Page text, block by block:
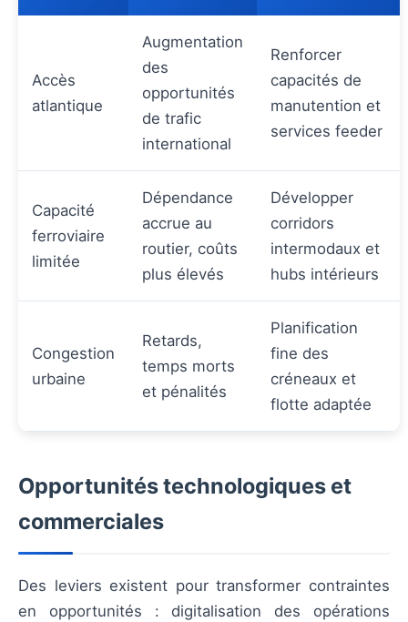
Accès
atlantique
Augmentation
des
opportunités
de trafic
international
Renforcer
capacités de
manutention et
services feeder
Capacité
ferroviaire
limitée
Dépendance
accrue au
routier, coûts
plus élevés
Développer
corridors
intermodaux et
hubs intérieurs
Congestion
urbaine
Retards,
temps morts
et pénalités
Planification
fine des
créneaux et
flotte adaptée
Opportunités technologiques et
commerciales
Des leviers existent pour transformer contraintes
en opportunités : digitalisation des opérations